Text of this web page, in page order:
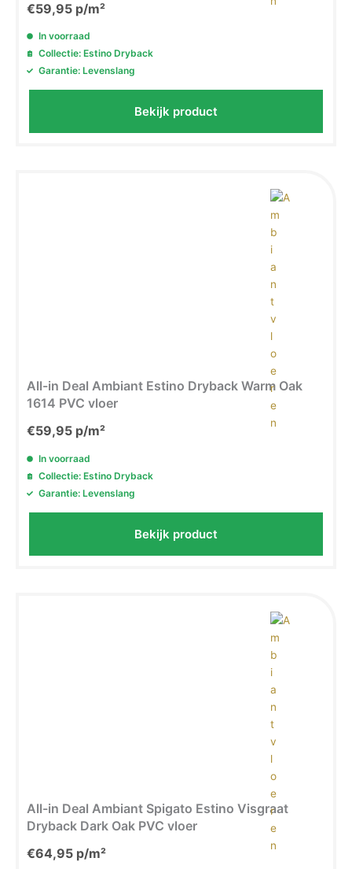
€59,95 p/m²
In voorraad
Collectie: Estino Dryback
Garantie: Levenslang
Bekijk product
All-in Deal Ambiant Estino Dryback Warm Oak
1614 PVC vloer
€59,95 p/m²
In voorraad
Collectie: Estino Dryback
Garantie: Levenslang
Bekijk product
All-in Deal Ambiant Spigato Estino Visgraat
Dryback Dark Oak PVC vloer
€64,95 p/m²